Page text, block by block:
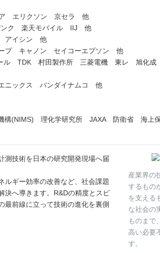
ア エリクソン 京セラ 他
ンク 楽天モバイル IIJ 他
アイシン 他
プ キャノン セイコーエプソン 他
ール TDK 村田製作所 三菱電機 東レ 旭化
ニックス バンダイナムコ 他
機構(NIMS) 理化学研究所 JAXA 防衛省 海上
測技術を日本の研究開発現場へ届
ルギー効率の改善など、社会課題
決へ導きます。R&Dの精度とスピ
最前線に立って技術の進化を裏側
産業界の
するもの
を支える
な社会の
ものまで
高い必要
す。